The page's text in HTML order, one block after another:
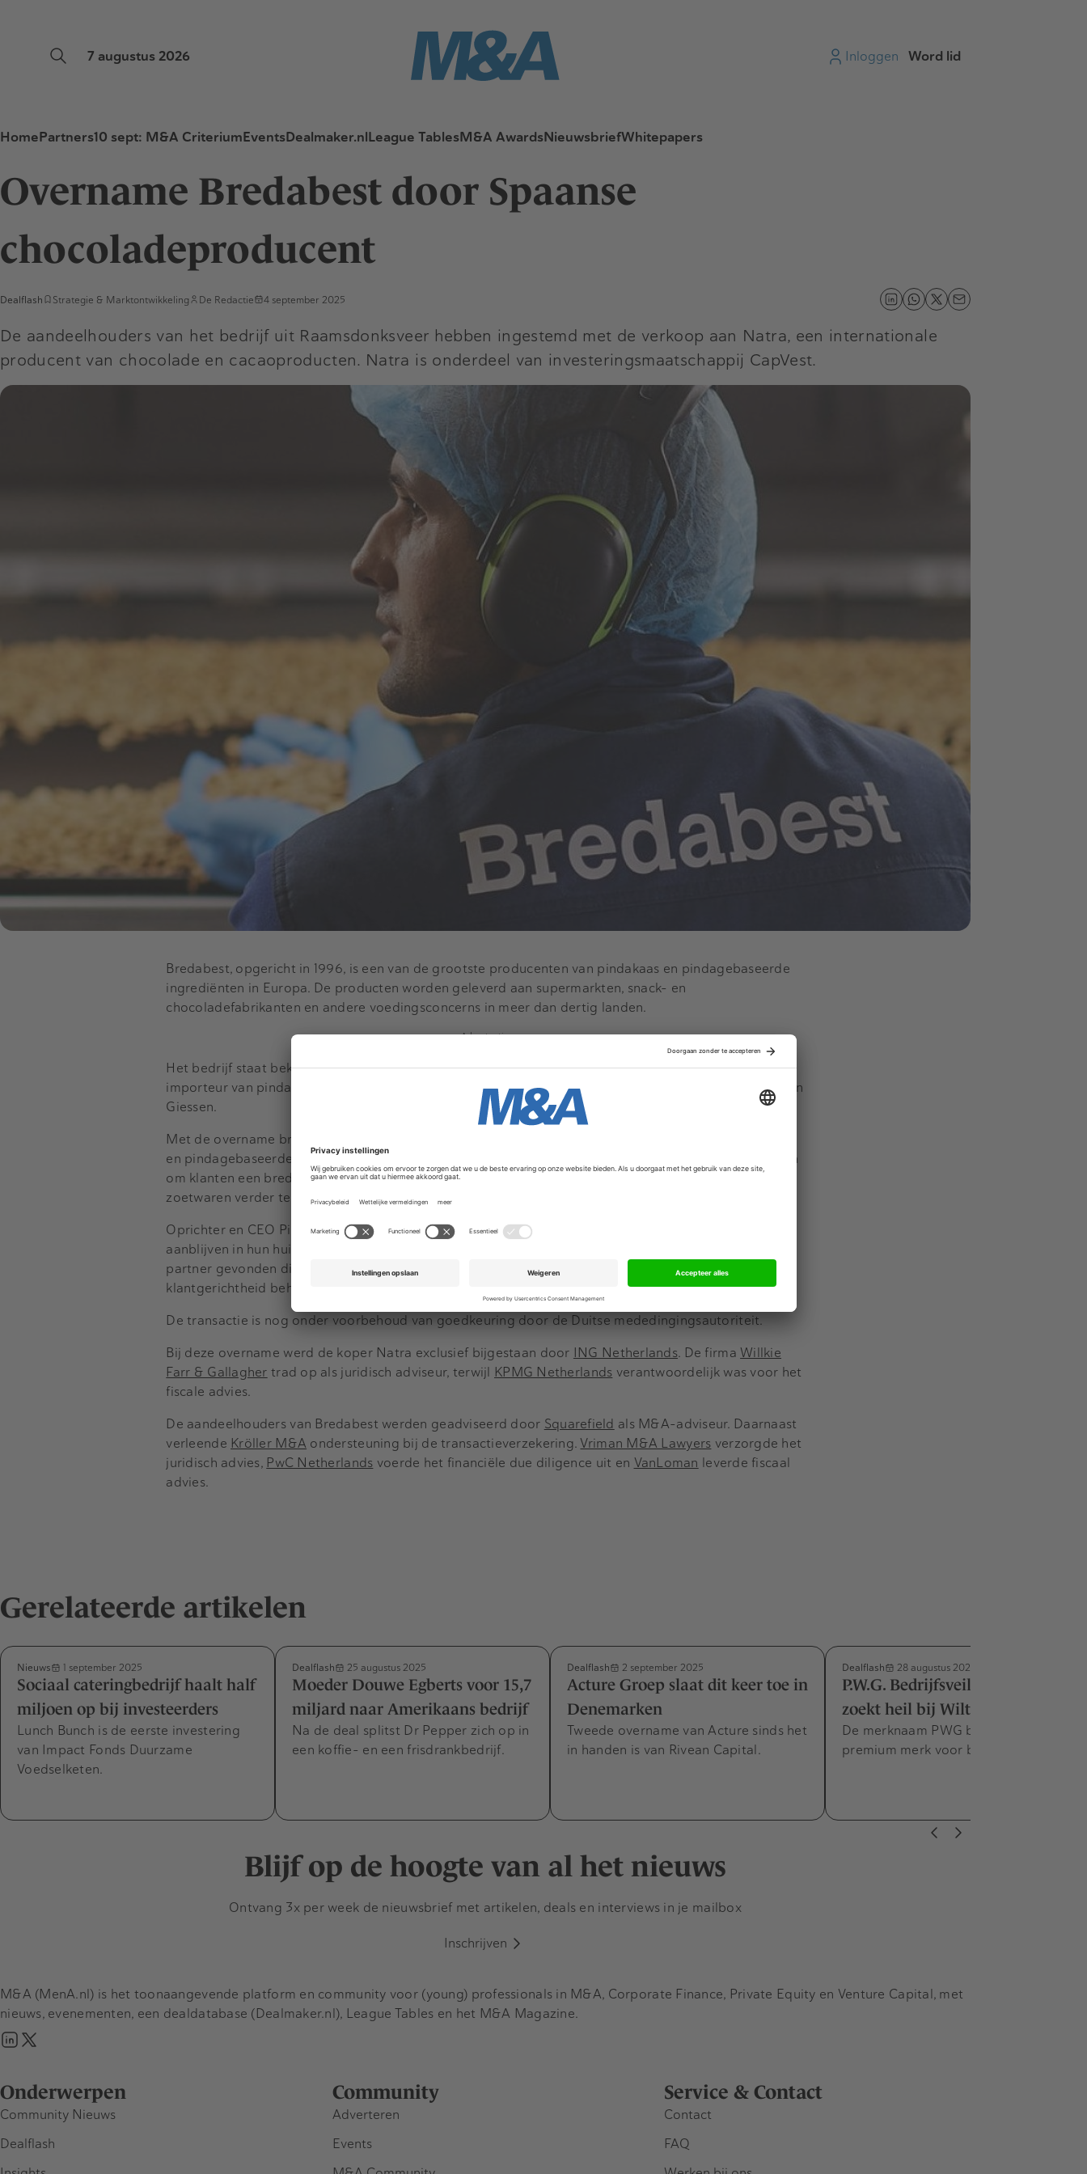
7 augustus 2026 Inloggen Word lid
HomePartners10 sept: M&A CriteriumEventsDealmaker.nlLeague TablesM&A AwardsNieuwsbriefWhitepapers
Overname Bredabest door Spaanse
chocoladeproducent
Dealflash Strategie & Marktontwikkeling De Redactie 4 september 2025
De aandeelhouders van het bedrijf uit Raamsdonksveer hebben ingestemd met de verkoop aan Natra, een internationale
producent van chocolade en cacaoproducten. Natra is onderdeel van investeringsmaatschappij CapVest.
Bredabest, opgericht in 1996, is een van de grootste producenten van pindakaas en pindagebaseerde
ingrediënten in Europa. De producten worden geleverd aan supermarkten, snack- en
chocoladefabrikanten en andere voedingsconcerns in meer dan dertig landen.
Advertentie
Het bedrijf staat bekend om zijn biologische en pure pindakaas en is daarnaast een belangrijke
importeur van pinda’s in Europa. Bredabest beschikt over twee productielocaties in Raamsdonksveer en
Giessen.
Met de overname breidt Natra, dat zijn hoofdkantoor in Madrid heeft, zijn portfolio uit met pindakaas
en pindagebaseerde ingrediënten. Volgens Natra-topman Armando Santacesaria biedt de deal kansen
om klanten een breder assortiment te bieden en de positie als private label-producent van snacks en
zoetwaren verder te versterken.
Oprichter en CEO Pieter Stienen van Bredabest benadrukt dat hij en zijn zakenpartner Rainier van Rey
aanblijven in hun huidige functies en mede-aandeelhouders blijven. “Met Natra hebben we een sterke
partner gevonden die ons kan helpen in de volgende groeifase, terwijl we onze waarden en
klantgerichtheid behouden”, aldus Stienen.
De transactie is nog onder voorbehoud van goedkeuring door de Duitse mededingingsautoriteit.
Bij deze overname werd de koper Natra exclusief bijgestaan door ING Netherlands. De firmaWillkie
Farr & Gallagher trad op als juridisch adviseur, terwijl KPMG Netherlands verantwoordelijk was voor het
fiscale advies.
De aandeelhouders van Bredabest werden geadviseerd door Squarefield als M&A-adviseur. Daarnaast
verleende Kröller M&A ondersteuning bij de transactieverzekering.Vriman M&A Lawyers verzorgde het
juridisch advies, PwC Netherlands voerde het financiële due diligence uit en VanLoman leverde fiscaal
advies.
Gerelateerde artikelen
Nieuws 1 september 2025
Sociaal cateringbedrijf haalt half
miljoen op bij investeerders
Lunch Bunch is de eerste investering
van Impact Fonds Duurzame
Voedselketen.
Dealflash 25 augustus 2025
Moeder Douwe Egberts voor 15,7
miljard naar Amerikaans bedrijf
Na de deal splitst Dr Pepper zich op in
een koffie- en een frisdrankbedrijf.
Dealflash 2 september 2025
Acture Groep slaat dit keer toe in
Denemarken
Tweede overname van Acture sinds het
in handen is van Rivean Capital.
Dealflash 28 augustus 2025
P.W.G. Bedrijfsveilige Kleding
zoekt heil bij Wiltec Groep
De merknaam PWG blijft bestaan als
premium merk voor bedrijfskleding.
Blijf op de hoogte van al het nieuws
Ontvang 3x per week de nieuwsbrief met artikelen, deals en interviews in je mailbox
Inschrijven
Onderwerpen
Community Nieuws
Dealflash
Community
Adverteren
Events
Service & Contact
Contact
FAQ
M&A (MenA.nl) is het toonaangevende platform en community voor (young) professionals in M&A, Corporate Finance, Private Equity en Venture Capital, met
nieuws, evenementen, een dealdatabase (Dealmaker.nl), League Tables en het M&A Magazine.